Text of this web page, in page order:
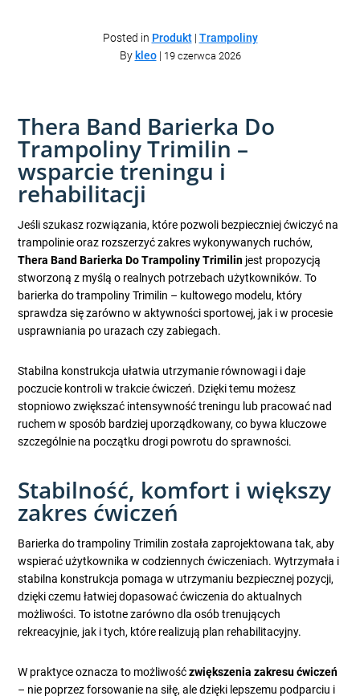
Posted in Produkt| Trampoliny
By kleo| 19 czerwca 2026
Thera Band Barierka Do
Trampoliny Trimilin –
wsparcie treningu i
rehabilitacji
Jeśli szukasz rozwiązania, które pozwoli bezpieczniej ćwiczyć na
trampolinie oraz rozszerzyć zakres wykonywanych ruchów,
Thera Band Barierka Do Trampoliny Trimilin jest propozycją
stworzoną z myślą o realnych potrzebach użytkowników. To
barierka do trampoliny Trimilin – kultowego modelu, który
sprawdza się zarówno w aktywności sportowej, jak i w procesie
usprawniania po urazach czy zabiegach.
Stabilna konstrukcja ułatwia utrzymanie równowagi i daje
poczucie kontroli w trakcie ćwiczeń. Dzięki temu możesz
stopniowo zwiększać intensywność treningu lub pracować nad
ruchem w sposób bardziej uporządkowany, co bywa kluczowe
szczególnie na początku drogi powrotu do sprawności.
Stabilność, komfort i większy
zakres ćwiczeń
Barierka do trampoliny Trimilin została zaprojektowana tak, aby
wspierać użytkownika w codziennych ćwiczeniach. Wytrzymała i
stabilna konstrukcja pomaga w utrzymaniu bezpiecznej pozycji,
dzięki czemu łatwiej dopasować ćwiczenia do aktualnych
możliwości. To istotne zarówno dla osób trenujących
rekreacyjnie, jak i tych, które realizują plan rehabilitacyjny.
W praktyce oznacza to możliwośćzwiększenia zakresu ćwiczeń
– nie poprzez forsowanie na siłę, ale dzięki lepszemu podparciu i